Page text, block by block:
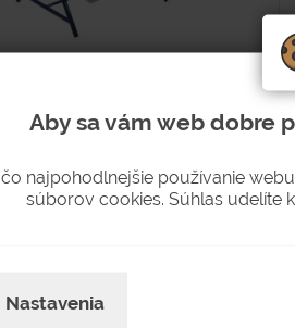
1023-1
l. Vyrobený z...
Aby sa vám web dobre
najpohodlnejšie používanie
súborov cookies. Súhlas udelíte
Nastavenia